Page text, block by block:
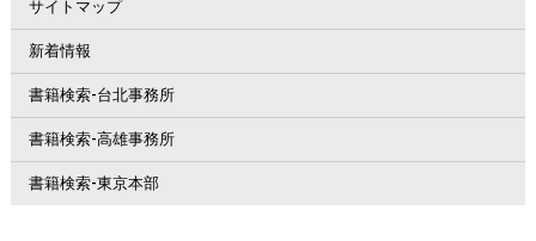
サイトマップ
新着情報
書籍検索-台北事務所
書籍検索-高雄事務所
書籍検索-東京本部